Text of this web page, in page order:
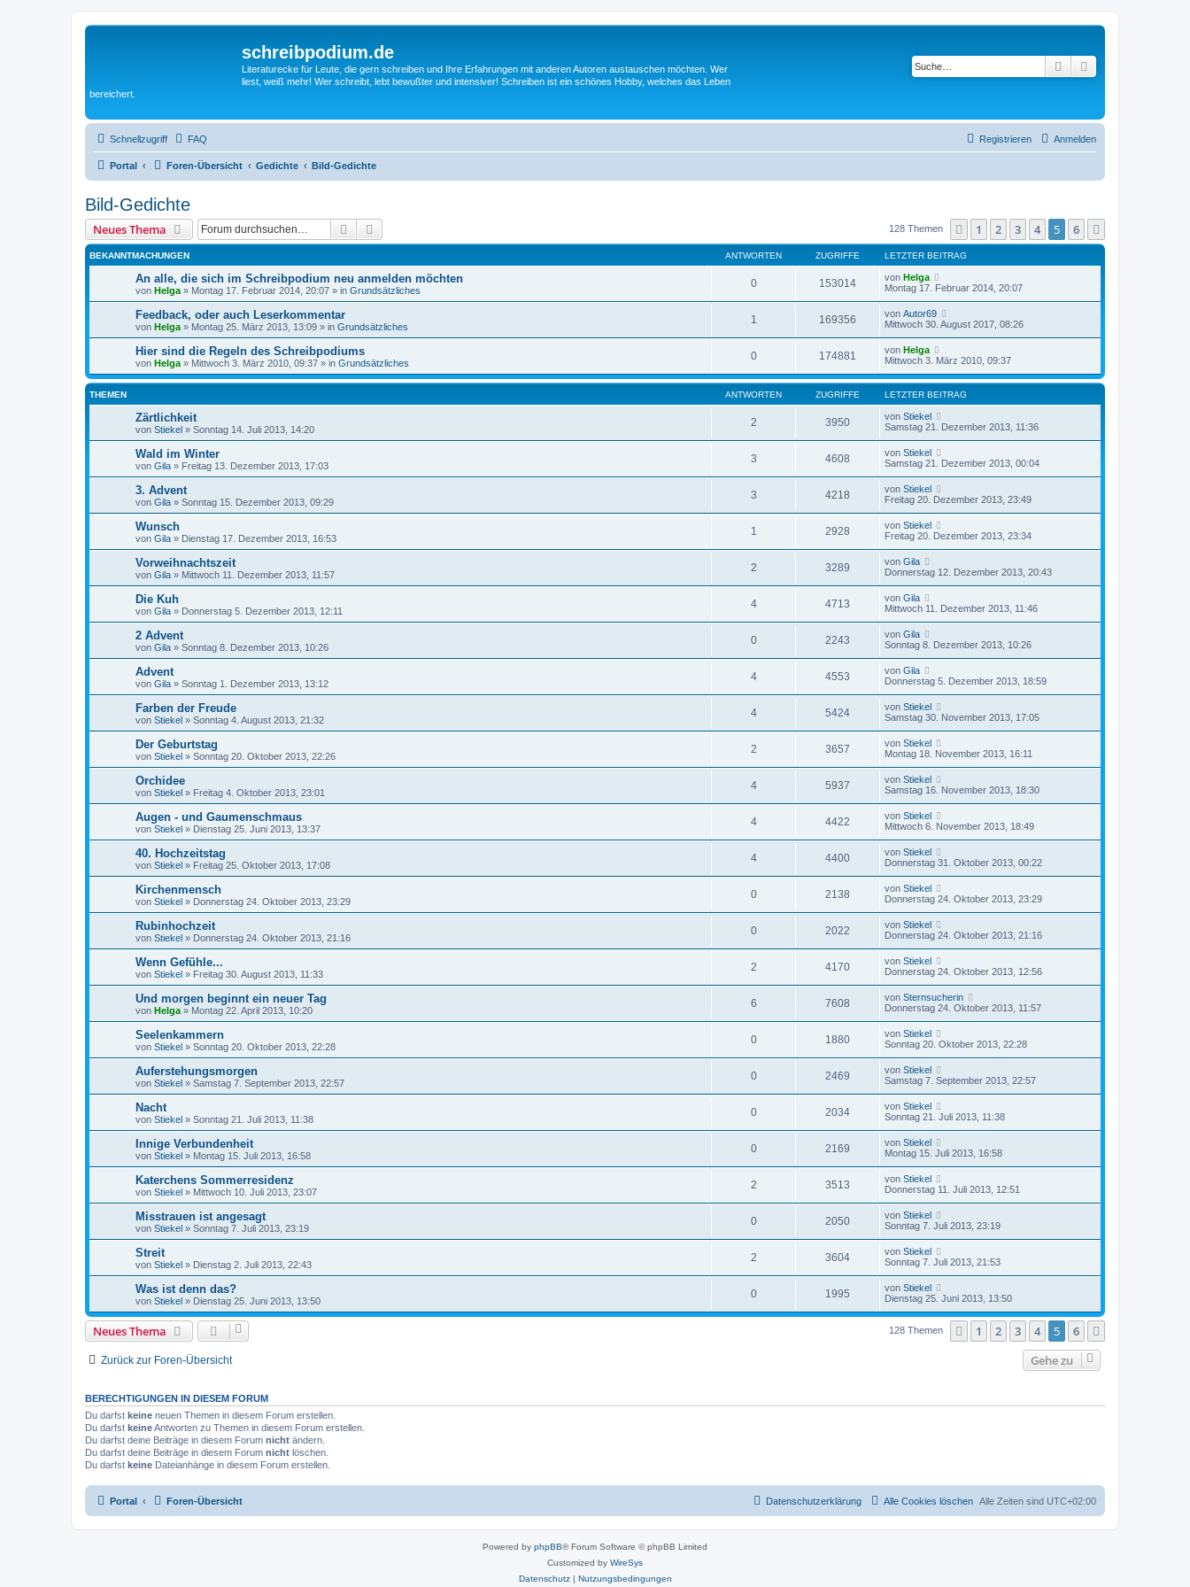
schreibpodium.de
Literaturecke für Leute, die gern schreiben und Ihre Erfahrungen mit anderen Autoren austauschen möchten. Wer
liest, weiß mehr! Wer schreibt, lebt bewußter und intensiver! Schreiben ist ein schönes Hobby, welches das Leben
bereichert.
Suche
Schnellzugriff FAQ Anmelden
Registrieren
Portal Foren-Übersicht Gedichte Bild-Gedichte
Bild-Gedichte
Neues Thema Suche 128 Themen Vorherige
1 2 3 4 5 6
BEKANNTMACHUNGEN ANTWORTEN ZUGRIFFE LETZTER BEITRAG
An alle, die sich im Schreibpodium neu anmelden möchten
von Helga » Montag 17. Februar 2014, 20:07 » in Grundsätzliches
0 153014 von Helga
Montag 17. Februar 2014, 20:07
Feedback, oder auch Leserkommentar
von Helga » Montag 25. März 2013, 13:09 » in Grundsätzliches
1 169356 von Autor69
Mittwoch 30. August 2017, 08:26
Hier sind die Regeln des Schreibpodiums
von Helga » Mittwoch 3. März 2010, 09:37 » in Grundsätzliches
0 174881 von Helga
Mittwoch 3. März 2010, 09:37
THEMEN ANTWORTEN ZUGRIFFE LETZTER BEITRAG
Zärtlichkeit
von Stiekel » Sonntag 14. Juli 2013, 14:20
2 3950 von Stiekel
Samstag 21. Dezember 2013, 11:36
Wald im Winter
von Gila » Freitag 13. Dezember 2013, 17:03
3 4608 von Stiekel
Samstag 21. Dezember 2013, 00:04
3. Advent
von Gila » Sonntag 15. Dezember 2013, 09:29
3 4218 von Stiekel
Freitag 20. Dezember 2013, 23:49
Wunsch
von Gila » Dienstag 17. Dezember 2013, 16:53
1 2928 von Stiekel
Freitag 20. Dezember 2013, 23:34
Vorweihnachtszeit
von Gila » Mittwoch 11. Dezember 2013, 11:57
2 3289 von Gila
Donnerstag 12. Dezember 2013, 20:43
Die Kuh
von Gila » Donnerstag 5. Dezember 2013, 12:11
4 4713 von Gila
Mittwoch 11. Dezember 2013, 11:46
2 Advent
von Gila » Sonntag 8. Dezember 2013, 10:26
0 2243 von Gila
Sonntag 8. Dezember 2013, 10:26
Advent
von Gila » Sonntag 1. Dezember 2013, 13:12
4 4553 von Gila
Donnerstag 5. Dezember 2013, 18:59
Farben der Freude
von Stiekel » Sonntag 4. August 2013, 21:32
4 5424 von Stiekel
Samstag 30. November 2013, 17:05
Der Geburtstag
von Stiekel » Sonntag 20. Oktober 2013, 22:26
2 3657 von Stiekel
Montag 18. November 2013, 16:11
Orchidee
von Stiekel » Freitag 4. Oktober 2013, 23:01
4 5937 von Stiekel
Samstag 16. November 2013, 18:30
Augen - und Gaumenschmaus
von Stiekel » Dienstag 25. Juni 2013, 13:37
4 4422 von Stiekel
Mittwoch 6. November 2013, 18:49
40. Hochzeitstag
von Stiekel » Freitag 25. Oktober 2013, 17:08
4 4400 von Stiekel
Donnerstag 31. Oktober 2013, 00:22
Kirchenmensch
von Stiekel » Donnerstag 24. Oktober 2013, 23:29
0 2138 von Stiekel
Donnerstag 24. Oktober 2013, 23:29
Rubinhochzeit
von Stiekel » Donnerstag 24. Oktober 2013, 21:16
0 2022 von Stiekel
Donnerstag 24. Oktober 2013, 21:16
Wenn Gefühle...
von Stiekel » Freitag 30. August 2013, 11:33
2 4170 von Stiekel
Donnerstag 24. Oktober 2013, 12:56
Und morgen beginnt ein neuer Tag
von Helga » Montag 22. April 2013, 10:20
6 7608 von Sternsucherin
Donnerstag 24. Oktober 2013, 11:57
Seelenkammern
von Stiekel » Sonntag 20. Oktober 2013, 22:28
0 1880 von Stiekel
Sonntag 20. Oktober 2013, 22:28
Auferstehungsmorgen
von Stiekel » Samstag 7. September 2013, 22:57
0 2469 von Stiekel
Samstag 7. September 2013, 22:57
Nacht
von Stiekel » Sonntag 21. Juli 2013, 11:38
0 2034 von Stiekel
Sonntag 21. Juli 2013, 11:38
Innige Verbundenheit
von Stiekel » Montag 15. Juli 2013, 16:58
0 2169 von Stiekel
Montag 15. Juli 2013, 16:58
Katerchens Sommerresidenz
von Stiekel » Mittwoch 10. Juli 2013, 23:07
2 3513 von Stiekel
Donnerstag 11. Juli 2013, 12:51
Misstrauen ist angesagt
von Stiekel » Sonntag 7. Juli 2013, 23:19
0 2050 von Stiekel
Sonntag 7. Juli 2013, 23:19
Streit
von Stiekel » Dienstag 2. Juli 2013, 22:43
2 3604 von Stiekel
Sonntag 7. Juli 2013, 21:53
Was ist denn das?
von Stiekel » Dienstag 25. Juni 2013, 13:50
0 1995 von Stiekel
Dienstag 25. Juni 2013, 13:50
Neues Thema 128 Themen Vorherige
1 2 3 4 5 6
Zurück zur Foren-Übersicht Gehe zu
BERECHTIGUNGEN IN DIESEM FORUM
Du darfst keine neuen Themen in diesem Forum erstellen.
Du darfst keineAntworten zu Themen in diesem Forum erstellen.
Du darfst deine Beiträge in diesem Forum nicht ändern.
Du darfst deine Beiträge in diesem Forum nicht löschen.
Du darfst keine Dateianhänge in diesem Forum erstellen.
Portal Foren-Übersicht Alle Zeiten sind UTC+02:00
Alle Cookies löschen
Datenschutzerklärung
Powered by phpBB® Forum Software © phpBB Limited
Customized by WireSys
Datenschutz| Nutzungsbedingungen